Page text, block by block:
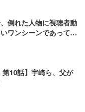
倒れた人物に視聴者動
ワンシーンであってほ
第10話】宇崎ら、父が